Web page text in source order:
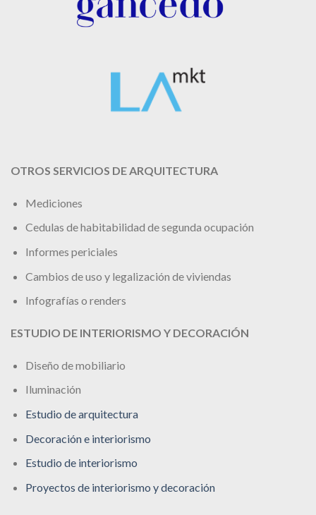
OTROS SERVICIOS DE ARQUITECTURA
Mediciones
Cedulas de habitabilidad de segunda ocupación
Informes periciales
Cambios de uso y legalización de viviendas
Infografías o renders
ESTUDIO DE INTERIORISMO Y DECORACIÓN
Diseño de mobiliario
Iluminación
Estudio de arquitectura
Decoración e interiorismo
Estudio de interiorismo
Proyectos de interiorismo y decoración